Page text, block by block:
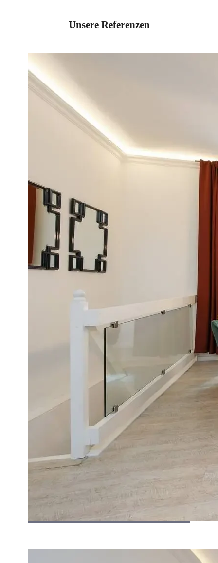
Unsere Referenzen